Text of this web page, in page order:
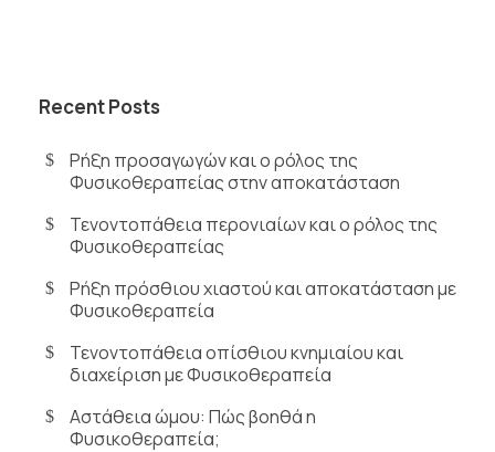
Recent Posts
Ρήξη προσαγωγών και ο ρόλος της
Φυσικοθεραπείας στην αποκατάσταση
Τενοντοπάθεια περονιαίων και ο ρόλος της
Φυσικοθεραπείας
Ρήξη πρόσθιου χιαστού και αποκατάσταση με
Φυσικοθεραπεία
Τενοντοπάθεια οπίσθιου κνημιαίου και
διαχείριση με Φυσικοθεραπεία
Αστάθεια ώμου: Πώς βοηθά η
Φυσικοθεραπεία;